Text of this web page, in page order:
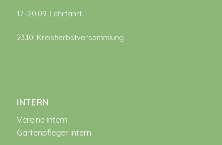
17.-20.09. Lehrfahrt
23.10. Kreisherbstversammlung
INTERN
Vereine intern
Gartenpfleger intern